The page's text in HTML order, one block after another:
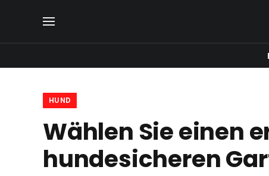
HUND
Wählen Sie einen
hundesicheren